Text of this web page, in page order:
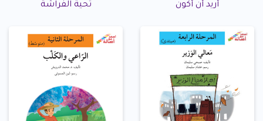
أريد أن أكون تحية الفراشة